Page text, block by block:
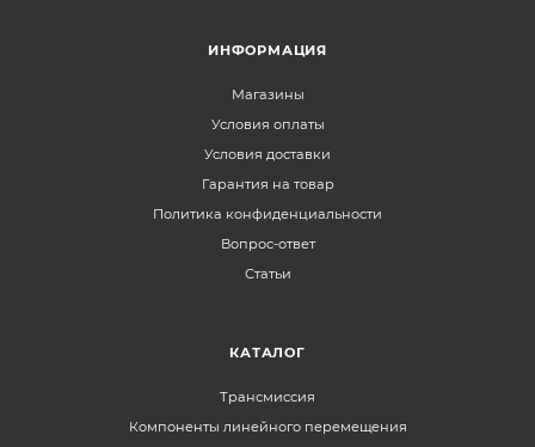
ИНФОРМАЦИЯ
Магазины
Условия оплаты
Условия доставки
Гарантия на товар
Политика конфиденциальности
Вопрос-ответ
Статьи
КАТАЛОГ
Трансмиссия
Компоненты линейного перемещения